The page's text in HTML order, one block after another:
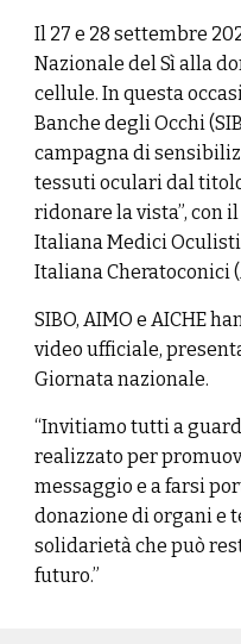
Il 27 e 28 settembre
Nazionale del Sì alla
cellule. In questa
Banche degli Occhi
campagna di
tessuti oculari dal
ridonare la vista”, con
Italiana Medici Oculisti
Italiana Cheratoconici
SIBO, AIMO e AICHE
video ufficiale,
Giornata nazionale.
“Invitiamo tutti a
realizzato per
messaggio e a farsi
donazione di organi e
solidarietà che può
futuro.”